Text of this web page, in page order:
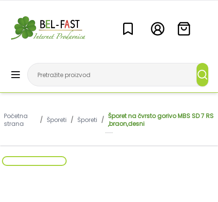
Početna
strana
/ Šporeti / Šporeti / Šporet na čvrsto gorivo MBS SD 7 RS
,braon,desni